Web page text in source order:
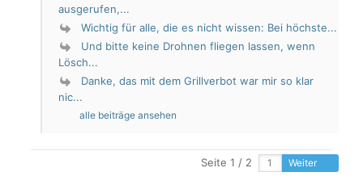
ausgerufen,...
Wichtig für alle, die es nicht wissen: Bei höchste...
Und bitte keine Drohnen fliegen lassen, wenn
Lösch...
Danke, das mit dem Grillverbot war mir so klar
nic...
alle beiträge ansehen
Seite 1 / 2 Weiter